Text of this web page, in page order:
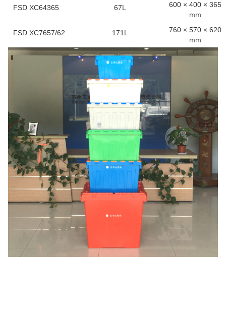
FSD XC64365 67L
600 × 400 × 365
mm
FSD XC7657/62 171L
760 × 570 × 620
mm